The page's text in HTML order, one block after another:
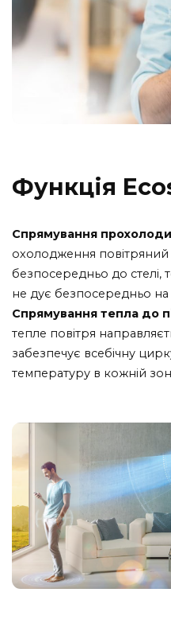
Функція
Спрямування
охолодження повітряний
безпосередньо до стелі,
не дує безпосередньо на
Спрямування тепла до
тепле повітря
забезпечує всебічну
температуру в кожній